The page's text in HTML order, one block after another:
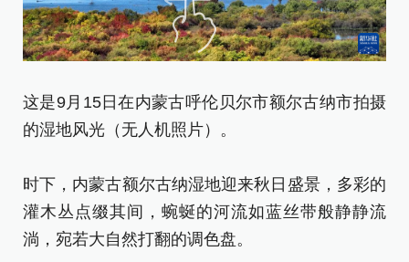
这是9月15日在内蒙古呼伦贝尔市额尔古纳市拍摄
的湿地风光（无人机照片）。
时下，内蒙古额尔古纳湿地迎来秋日盛景，多彩的
灌木丛点缀其间，蜿蜒的河流如蓝丝带般静静流
淌，宛若大自然打翻的调色盘。